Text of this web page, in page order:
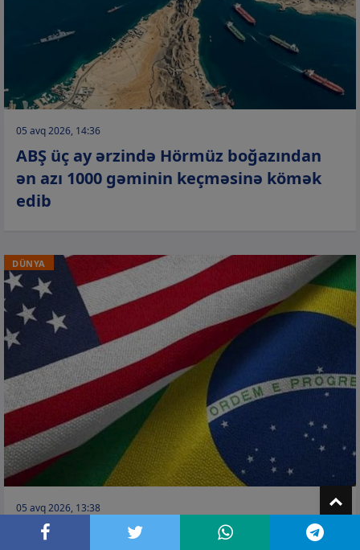
05 avq 2026, 14:36
ABŞ üç ay ərzində Hörmüz boğazından
ən azı 1000 gəminin keçməsinə kömək
edib
DÜNYA
05 avq 2026, 13:38
ABŞ Braziliya səfirinin vizasını ləğv etdi